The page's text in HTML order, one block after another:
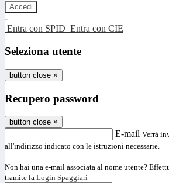
-
Entra con SPID Entra con CIE
Seleziona utente
button close ×
Recupero password
button close ×
E-mail Verrà
all'indirizzo indicato con le istruzioni necessarie.
Non hai una e-mail associata al nome utente?
tramite la Login Spaggiari